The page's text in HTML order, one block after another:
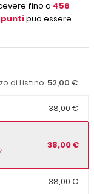
fino a 456
puntipuò essere
di Listino: 52,00 €
38,00 €
38,00 €
38,00 €